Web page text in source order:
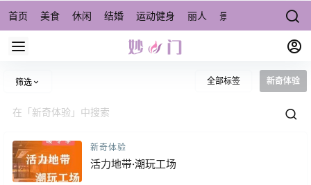
首页 美食 休闲 结婚 运动健身 丽人 景点/周边游 宠物
筛选 全部标签 新奇体验
新奇体验
活力地带·潮玩工场